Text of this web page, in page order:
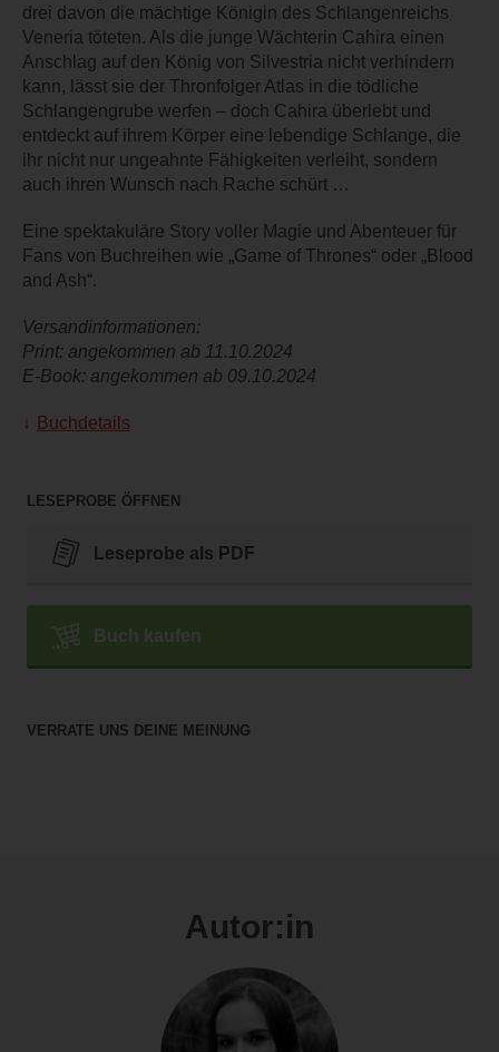
drei davon die mächtige Königin des Schlangenreichs
Veneria töteten. Als die junge Wächterin Cahira einen
Anschlag auf den König von Silvestria nicht verhindern
kann, lässt sie der Thronfolger Atlas in die tödliche
Schlangengrube werfen – doch Cahira überlebt und
entdeckt auf ihrem Körper eine lebendige Schlange, die
ihr nicht nur ungeahnte Fähigkeiten verleiht, sondern
auch ihren Wunsch nach Rache schürt …
Eine spektakuläre Story voller Magie und Abenteuer für
Fans von Buchreihen wie „Game of Thrones“ oder „Blood
and Ash“.
Versandinformationen:
Print: angekommen ab 11.10.2024
E-Book: angekommen ab 09.10.2024
Buchdetails
LESEPROBE ÖFFNEN
Leseprobe als PDF
Buch kaufen
VERRATE UNS DEINE MEINUNG
Autor:in